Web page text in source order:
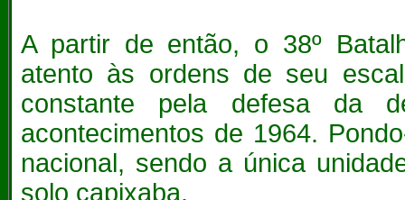
A partir de então, o 38º
atento às ordens de seu
constante pela defesa da
acontecimentos de 1964.
nacional, sendo a única
solo capixaba.